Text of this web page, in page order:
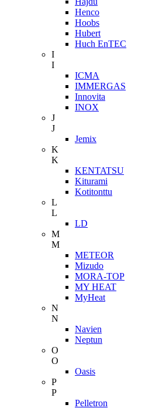
Henco
Hoobs
Hubert
Huch EnTEC
I
I
ICMA
IMMERGAS
Innovita
INOX
J
J
Jemix
K
K
KENTATSU
Kiturami
Kotitonttu
L
L
LD
M
M
METEOR
Mizudo
MORA-TOP
MY HEAT
MyHeat
N
N
Navien
Neptun
O
O
Oasis
P
P
Pelletron